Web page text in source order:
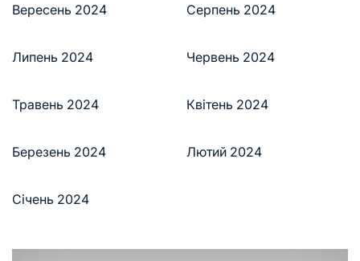
Вересень 2024 Серпень 2024
Липень 2024 Червень 2024
Травень 2024 Квітень 2024
Березень 2024 Лютий 2024
Січень 2024